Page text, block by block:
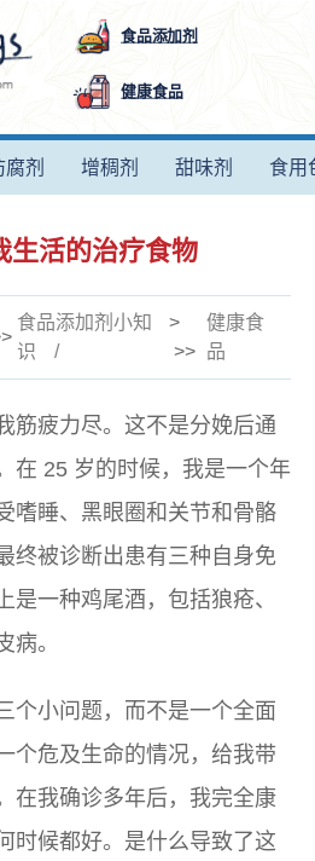
食品添加剂
健康食品
腐剂 增稠剂 甜味剂 食用
生活的治疗食物
食品添加剂小知
识
>
>>
健康食
品
筋疲力尽。这不是分娩后通
在 25 岁的时候，我是一个年
嗜睡、黑眼圈和关节和骨骼
终被诊断出患有三种自身免
是一种鸡尾酒，包括狼疮、
病。
个小问题，而不是一个全面
个危及生命的情况，给我带
在我确诊多年后，我完全康
时候都好。是什么导致了这